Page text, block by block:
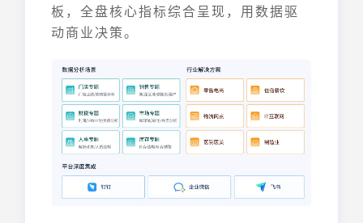
板，全盘核心指标综合呈现，用数据驱
动商业决策。